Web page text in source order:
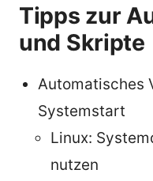
Tipps zur
und Skripte
Automatisches
Systemstart
Linux:
nutzen